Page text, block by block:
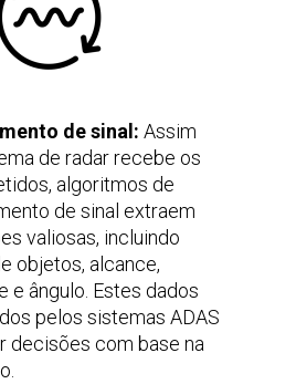
de sinal: Assim
de radar recebe os
algoritmos de
de sinal extraem
valiosas, incluindo
objetos, alcance,
e ângulo. Estes dados
pelos sistemas ADAS
decisões com base na